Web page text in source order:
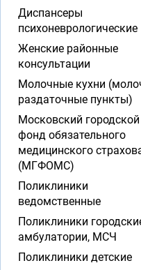
Диспансеры
психоневрологические
Женские районные
консультации
Молочные кухни
раздаточные пункты)
Московский городской
фонд обязательного
медицинского
(МГФОМС)
Поликлиники
ведомственные
Поликлиники
амбулатории, МСЧ
Поликлиники детские